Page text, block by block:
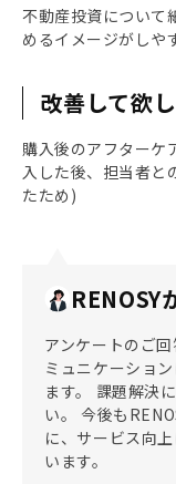
不動産投資について
めるイメージがしや
改善して欲
購入後のアフターケ
入した後、担当者と
たため)
RENOSY
アンケートのご
ミュニケーショ
ます。 課題解決
い。 今後も
に、サービス向
います。